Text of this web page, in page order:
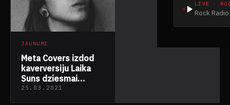
LIVE ·
Rock
JAUNUMI
Meta Covers izdod
kaverversiju Laika
Suns dziesmai
“Dažas no
25.03.2021